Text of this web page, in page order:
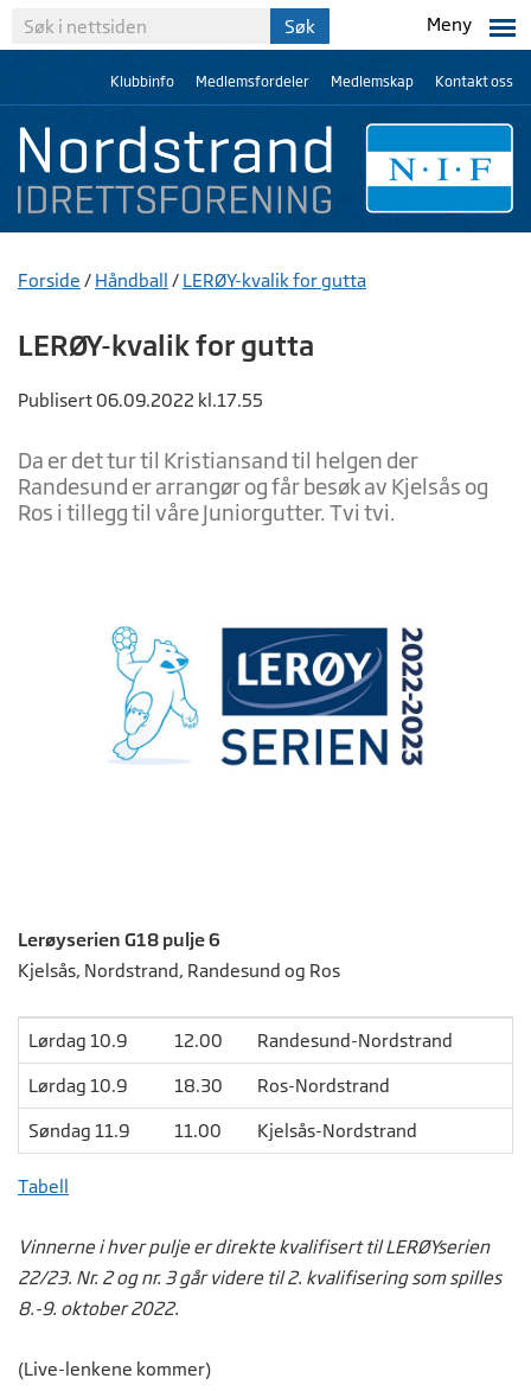
Meny
Klubbinfo Medlemsfordeler Medlemskap Kontakt oss
Forside / Håndball / LERØY-kvalik for gutta
LERØY-kvalik for gutta
Publisert 06.09.2022 kl.17.55
Da er det tur til Kristiansand til helgen der
Randesund er arrangør og får besøk av Kjelsås og
Ros i tillegg til våre Juniorgutter. Tvi tvi.
Lerøyserien G18 pulje 6
Kjelsås, Nordstrand, Randesund og Ros
Lørdag 10.9 12.00
Randesund-Nordstrand
Lørdag 10.9
18.30
Ros-Nordstrand
Søndag 11.9
11.00 Kjelsås-Nordstrand
Tabell
Vinnerne i hver pulje er direkte kvalifisert til LERØYserien
22/23. Nr. 2 og nr. 3 går videre til 2. kvalifisering som spilles
8.-9. oktober 2022.
(Live-lenkene kommer)